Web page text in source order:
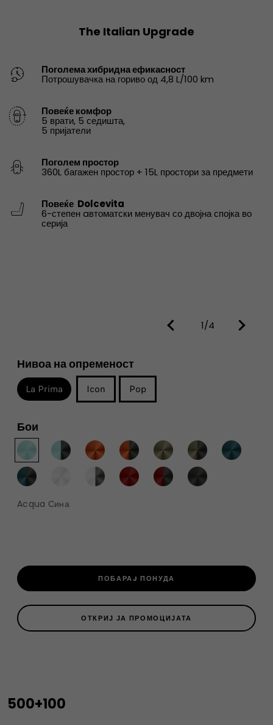
The Italian Upgrade
Поголема хибридна ефикасност
Потрошувачка на гориво од 4,8 L/100 km
Повеќе комфор
5 врати, 5 седишта,
5 пријатели
Поголем простор
360L багажен простор + 15L простори за предмети
Повеќе Dolcevita
6-степен aвтоматски менувач со двојна спојка во
серија
1/4
Нивоа на опременост
La Prima Icon Pop
Бои
Acqua Сина
ПОБАРАJ ПОНУДА
ОТКРИЈ ЈА ПРОМОЦИЈАТА
500+100